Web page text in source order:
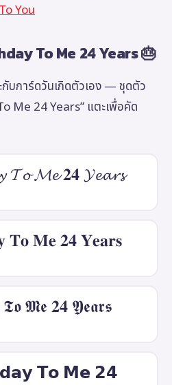
You
To Me 24 Years 🎂
บการ์ดวันเกิดตัวเอง — ชุดตัว
Me 24 Years” แตะเพื่อคัด
𝓣𝓸 𝓜𝓮 𝟐𝟒 𝓨𝓮𝓪𝓻𝓼
𝐓𝐨 𝐌𝐞 𝟐𝟒 𝐘𝐞𝐚𝐫𝐬
𝕿𝖔 𝕸𝖊 𝟐𝟒 𝖄𝖊𝖆𝖗𝖘
𝗧𝗼 𝗠𝗲 𝟮𝟰